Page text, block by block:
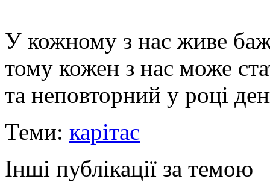
У кожному з нас живе
тому кожен з нас може
та неповторний у році
Теми: карітас
Інші публікації за темою